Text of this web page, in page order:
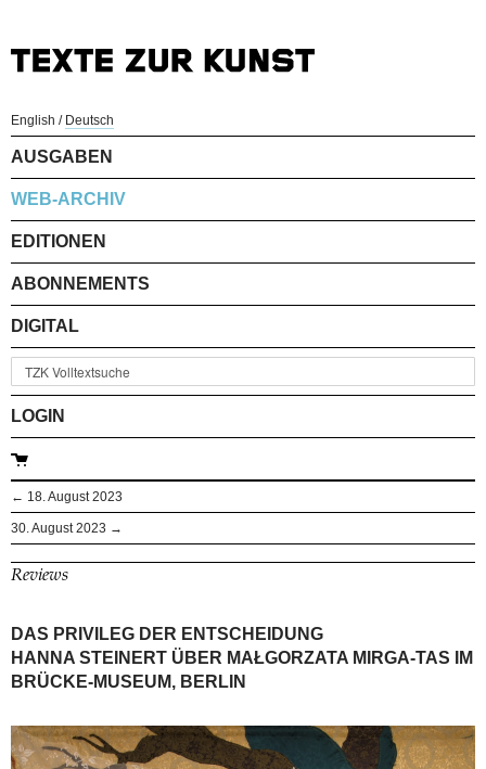
English / Deutsch
AUSGABEN
WEB-ARCHIV
EDITIONEN
ABONNEMENTS
DIGITAL
LOGIN
← 18. August 2023
30. August 2023 →
Reviews
DAS PRIVILEG DER ENTSCHEIDUNG
HANNA STEINERT ÜBER MAŁGORZATA MIRGA-TAS IM
BRÜCKE-MUSEUM, BERLIN